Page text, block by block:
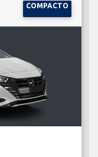
COMPACTO